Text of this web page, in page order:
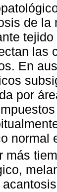
de
las
En
por
normal
más